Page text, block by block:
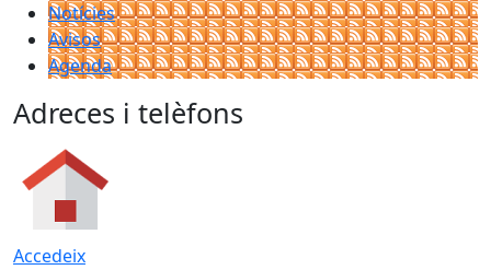
Notícies
Avisos
Agenda
Adreces i telèfons
Accedeix